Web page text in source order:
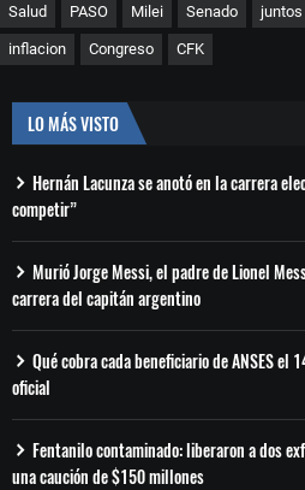
Salud PASO Milei Senado
inflacion Congreso CFK
LO MÁS VISTO
Hernán Lacunza se anotó en la carrera
competir”
Murió Jorge Messi, el padre de Lionel
carrera del capitán argentino
Qué cobra cada beneficiario de ANSES el
oficial
Fentanilo contaminado: liberaron a dos
una caución de $150 millones